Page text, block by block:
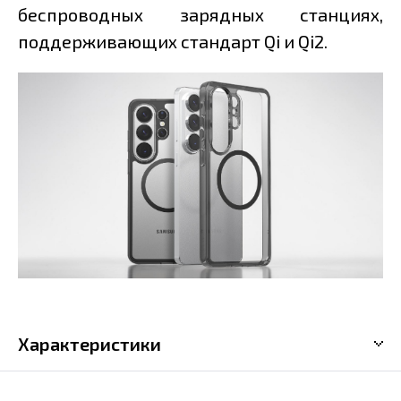
беспроводных зарядных станциях,
поддерживающих стандарт Qi и Qi2.
Характеристики